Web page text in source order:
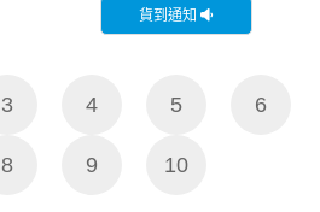
貨到通知
3 4 5 6
8 9 10